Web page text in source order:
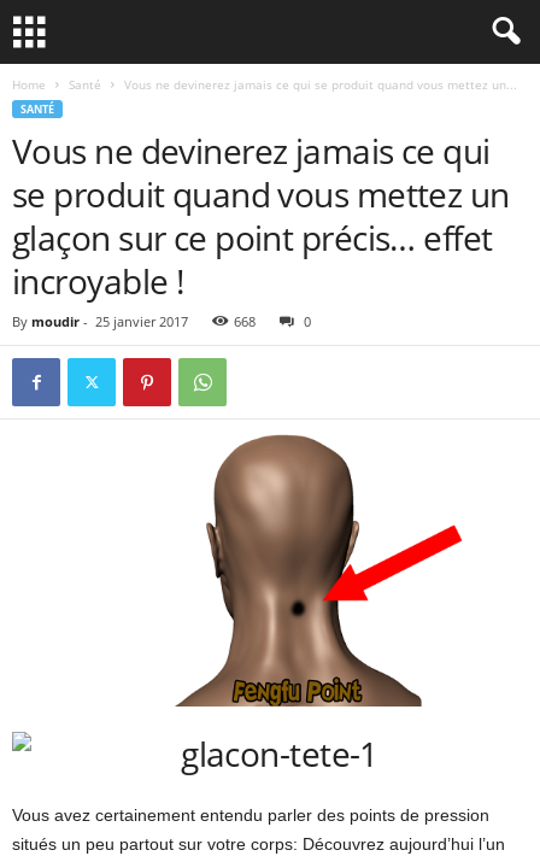
Home Santé Vous ne devinerez jamais ce qui se produit quand vous mettez un...
SANTÉ
Vous ne devinerez jamais ce qui
se produit quand vous mettez un
glaçon sur ce point précis… effet
incroyable !
By moudir - 25 janvier 2017 668 0
Vous avez certainement entendu parler des points de pression
situés un peu partout sur votre corps: Découvrez aujourd’hui l’un